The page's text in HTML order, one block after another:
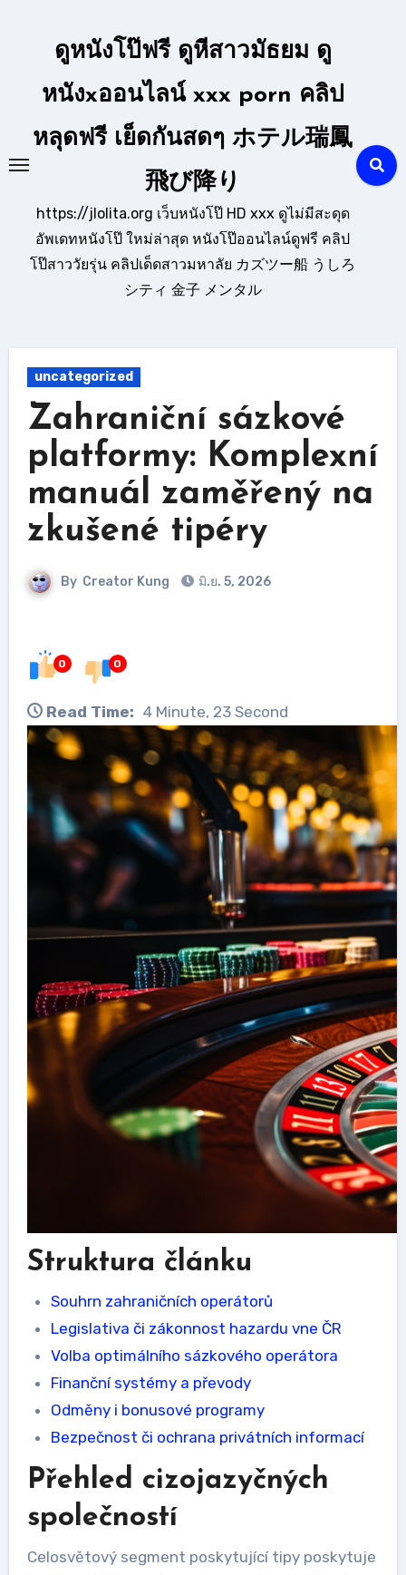
ดูหนังโป๊ฟรี ดูหีสาวมัธยม ดู
หนังxออนไลน์ xxx porn คลิป
หลุดฟรี เย็ดกันสดๆ ホテル瑞鳳
飛び降り
https://jlolita.org เว็บหนังโป๊ HD xxx ดูไม่มีสะดุด
อัพเดทหนังโป๊ ใหม่ล่าสุด หนังโป๊ออนไลน์ดูฟรี คลิป
โป๊สาววัยรุ่น คลิปเด็ดสาวมหาลัย カズツー船 うしろ
シティ 金子 メンタル
uncategorized
Zahraniční sázkové
platformy: Komplexní
manuál zaměřený na
zkušené tipéry
By Creator Kung มิ.ย. 5, 2026
0 0
Read Time: 4 Minute, 23 Second
Struktura článku
Souhrn zahraničních operátorů
Legislativa či zákonnost hazardu vne ČR
Volba optimálního sázkového operátora
Finanční systémy a převody
Odměny i bonusové programy
Bezpečnost či ochrana privátních informací
Přehled cizojazyčných
společností
Celosvětový segment poskytující tipy poskytuje